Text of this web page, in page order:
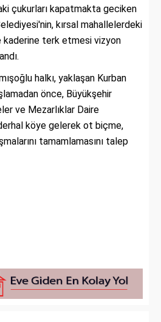
çukurları kapatmakta geciken
kırsal mahallelerdeki
kaderine terk etmesi vizyon
halkı, yaklaşan Kurban
önce, Büyükşehir
ve Mezarlıklar Daire
köye gelerek ot biçme,
tamamlamasını talep